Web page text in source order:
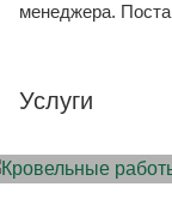
менеджера.
Услуги